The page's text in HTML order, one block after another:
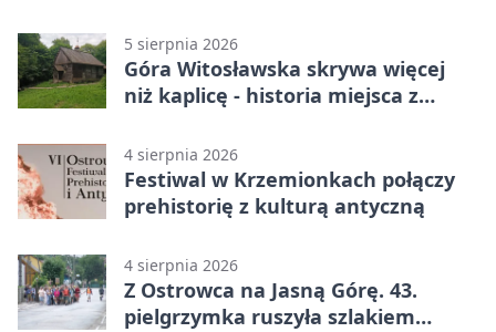
5 sierpnia 2026
Góra Witosławska skrywa więcej
niż kaplicę - historia miejsca z
4 sierpnia 2026
Festiwal w Krzemionkach połączy
prehistorię z kulturą antyczną
4 sierpnia 2026
Z Ostrowca na Jasną Górę. 43.
pielgrzymka ruszyła szlakiem